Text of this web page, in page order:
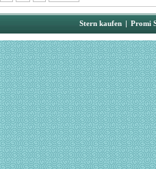
Stern kaufen | Promi